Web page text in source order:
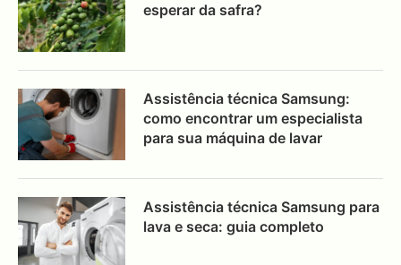
esperar da safra?
Assistência técnica Samsung:
como encontrar um especialista
para sua máquina de lavar
Assistência técnica Samsung para
lava e seca: guia completo